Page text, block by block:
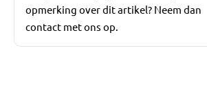
opmerking over dit artikel? Neem dan
contact met ons op.